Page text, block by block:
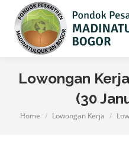
Lowongan
(30
You are here:
Home Lowongan Kerja